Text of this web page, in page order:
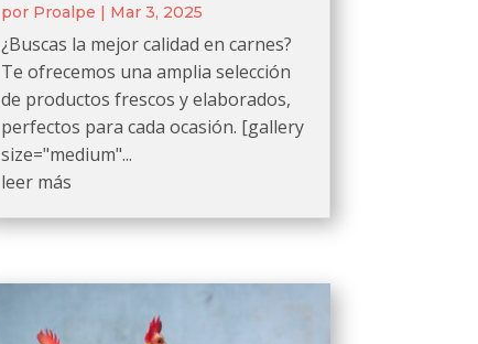
por Proalpe | Mar 3, 2025
¿Buscas la mejor calidad en carnes?
Te ofrecemos una amplia selección
de productos frescos y elaborados,
perfectos para cada ocasión. [gallery
size="medium"...
leer más